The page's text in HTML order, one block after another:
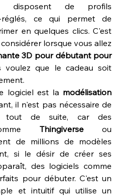
disposent de profils
réglés, ce qui permet de
en quelques clics. C'est
3D pour débutant pour
que le cadeau soit
logiciel est la modélisation
il n'est pas nécessaire de
tout de suite, car des
Thingiverse
de millions de modèles
si le désir de créer ses
pour débuter. C'est un
et intuitif qui utilise un